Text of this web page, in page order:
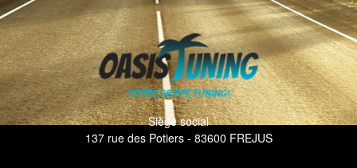
Siège social
137 rue des Potiers - 83600 FREJUS